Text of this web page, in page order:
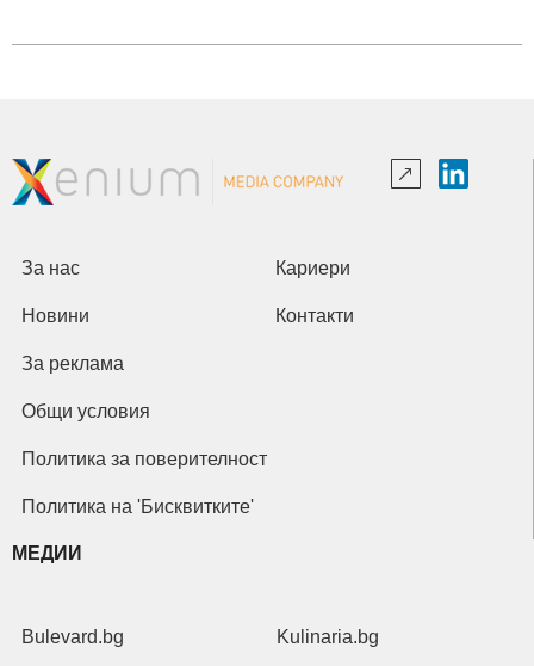
За нас Кариери
Новини Контакти
За реклама
Общи условия
Политика за поверителност
Политика на 'Бисквитките'
МЕДИИ
Bulevard.bg Kulinaria.bg